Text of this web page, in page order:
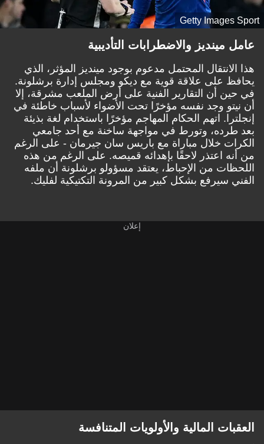
Getty Images Sport
عامل مينديز والاضطرابات التأديبية
هذا الانتقال المحتمل مدعوم بوجود مينديز المؤثر، الذي
يحافظ على علاقة قوية مع ديكو ومجلس إدارة برشلونة.
في حين أن التقارير الفنية على أرض الملعب مشرقة، إلا
أن نيتو وجد نفسه مؤخرًا تحت الأضواء لأسباب خاطئة في
إنجلترا. اتهم الحكام المهاجم مؤخرًا باستخدام لغة بذيئة
بعد طرده، وتورط في مواجهة ساخنة مع أحد جامعي
الكرات خلال مباراة مع باريس سان جيرمان - على الرغم
من أنه اعتذر لاحقًا بإهدائه قميصه. على الرغم من هذه
اللحظات من الإحباط، يعتقد مسؤولو برشلونة أن ملفه
الفني سيرفع بشكل كبير من المرونة التكتيكية لفليك.
العقبات المالية والأولويات المتنافسة